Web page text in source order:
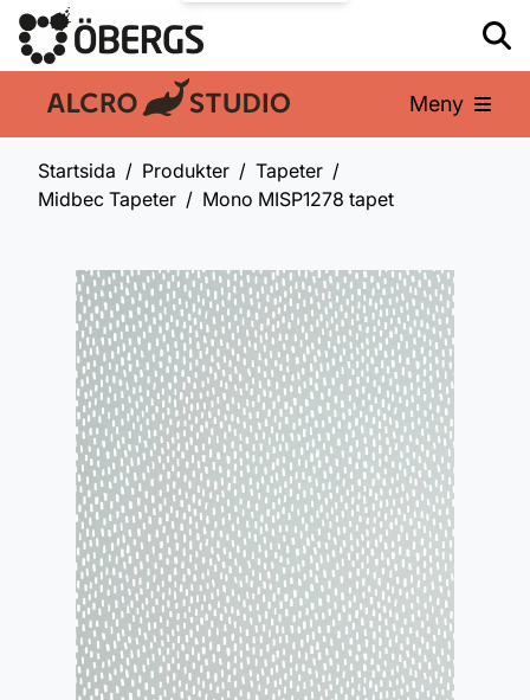
En del av: Meny
Startsida Produkter
Tapeter
Midbec Tapeter
Mono MISP1278 tapet